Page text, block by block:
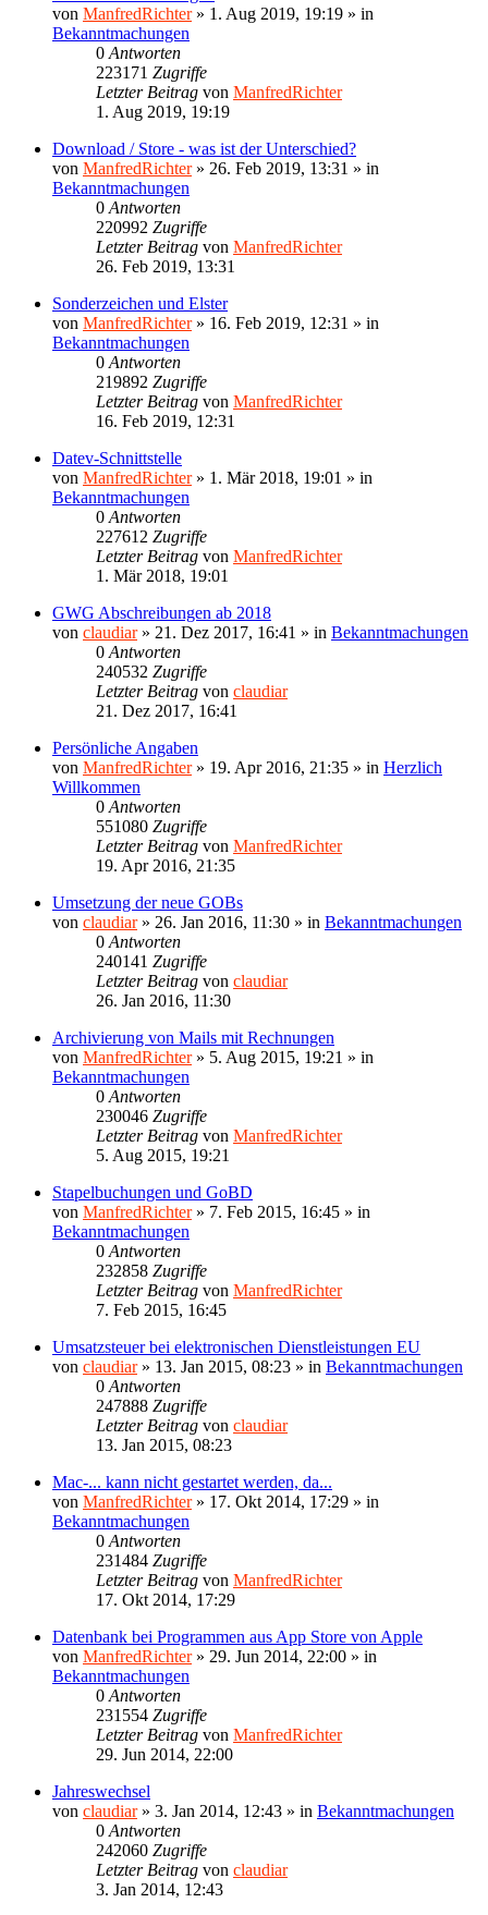
von ManfredRichter» 1. Aug 2019, 19:19 » in
Bekanntmachungen
0 Antworten
223171 Zugriffe
Letzter Beitrag von ManfredRichter
1. Aug 2019, 19:19
Download / Store - was ist der Unterschied?
von ManfredRichter» 26. Feb 2019, 13:31 » in
Bekanntmachungen
0 Antworten
220992 Zugriffe
Letzter Beitrag von ManfredRichter
26. Feb 2019, 13:31
Sonderzeichen und Elster
von ManfredRichter» 16. Feb 2019, 12:31 » in
Bekanntmachungen
0 Antworten
219892 Zugriffe
Letzter Beitrag von ManfredRichter
16. Feb 2019, 12:31
Datev-Schnittstelle
von ManfredRichter» 1. Mär 2018, 19:01 » in
Bekanntmachungen
0 Antworten
227612 Zugriffe
Letzter Beitrag von ManfredRichter
1. Mär 2018, 19:01
GWG Abschreibungen ab 2018
von claudiar» 21. Dez 2017, 16:41 » in Bekanntmachungen
0 Antworten
240532 Zugriffe
Letzter Beitrag von claudiar
21. Dez 2017, 16:41
Persönliche Angaben
von ManfredRichter» 19. Apr 2016, 21:35 » in Herzlich
Willkommen
0 Antworten
551080 Zugriffe
Letzter Beitrag von ManfredRichter
19. Apr 2016, 21:35
Umsetzung der neue GOBs
von claudiar» 26. Jan 2016, 11:30 » in Bekanntmachungen
0 Antworten
240141 Zugriffe
Letzter Beitrag von claudiar
26. Jan 2016, 11:30
Archivierung von Mails mit Rechnungen
von ManfredRichter» 5. Aug 2015, 19:21 » in
Bekanntmachungen
0 Antworten
230046 Zugriffe
Letzter Beitrag von ManfredRichter
5. Aug 2015, 19:21
Stapelbuchungen und GoBD
von ManfredRichter» 7. Feb 2015, 16:45 » in
Bekanntmachungen
0 Antworten
232858 Zugriffe
Letzter Beitrag von ManfredRichter
7. Feb 2015, 16:45
Umsatzsteuer bei elektronischen Dienstleistungen EU
von claudiar» 13. Jan 2015, 08:23 » in Bekanntmachungen
0 Antworten
247888 Zugriffe
Letzter Beitrag von claudiar
13. Jan 2015, 08:23
Mac-... kann nicht gestartet werden, da...
von ManfredRichter» 17. Okt 2014, 17:29 » in
Bekanntmachungen
0 Antworten
231484 Zugriffe
Letzter Beitrag von ManfredRichter
17. Okt 2014, 17:29
Datenbank bei Programmen aus App Store von Apple
von ManfredRichter» 29. Jun 2014, 22:00 » in
Bekanntmachungen
0 Antworten
231554 Zugriffe
Letzter Beitrag von ManfredRichter
29. Jun 2014, 22:00
Jahreswechsel
von claudiar» 3. Jan 2014, 12:43 » in Bekanntmachungen
0 Antworten
242060 Zugriffe
Letzter Beitrag von claudiar
3. Jan 2014, 12:43